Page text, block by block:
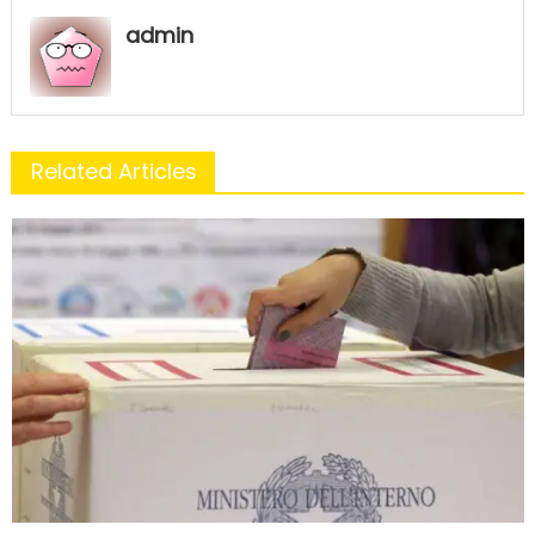
admin
Related Articles